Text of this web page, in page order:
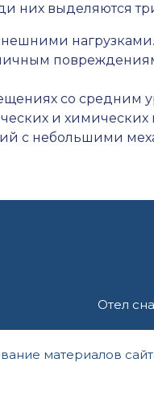
них выделяются
со средним
и химических
с небольшими
Отел
материалов